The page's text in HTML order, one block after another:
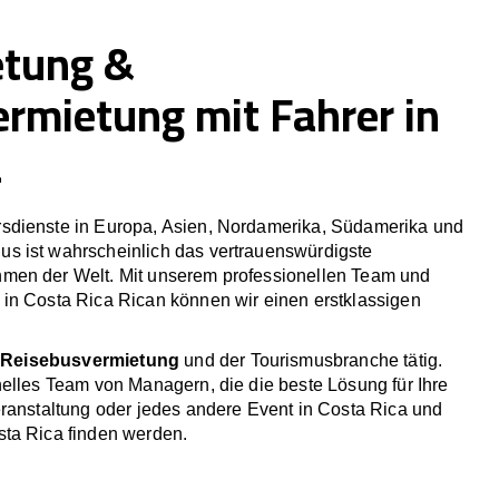
&
mit Fahrer in
in Europa, Asien, Nordamerika, Südamerika und
ist wahrscheinlich das vertrauenswürdigste
der Welt. Mit unserem professionellen Team und
Costa Rica Rican können wir einen erstklassigen
Reisebusvermietung und der Tourismusbranche tätig.
Team von Managern, die die beste Lösung für Ihre
oder jedes andere Event in Costa Rica und
Rica finden werden.